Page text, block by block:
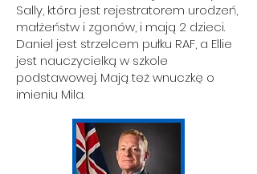
Sally, która jest rejestratorem urodzeń,
małżeństw i zgonów, i mają 2 dzieci.
Daniel jest strzelcem pułku RAF, a Ellie
jest nauczycielką w szkole
podstawowej. Mają też wnuczkę o
imieniu Mila.